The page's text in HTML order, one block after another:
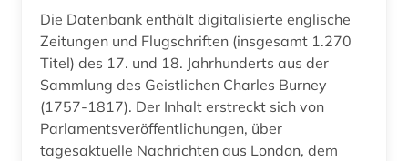
Die Datenbank enthält digitalisierte englische
Zeitungen und Flugschriften (insgesamt 1.270
Titel) des 17. und 18. Jahrhunderts aus der
Sammlung des Geistlichen Charles Burney
(1757-1817). Der Inhalt erstreckt sich von
Parlamentsveröffentlichungen, über
tagesaktuelle Nachrichten aus London, dem